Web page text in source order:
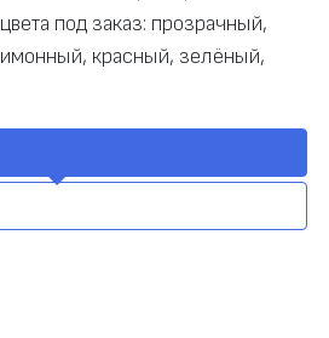
под заказ: прозрачный,
красный, зелёный,